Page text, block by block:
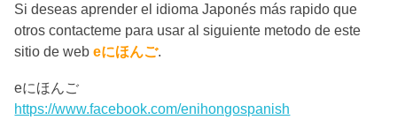
Si deseas aprender el idioma Japonés más rapido que
otros contacteme para usar al siguiente metodo de este
sitio de webeにほんご.
eにほんご
https://www.facebook.com/enihongospanish